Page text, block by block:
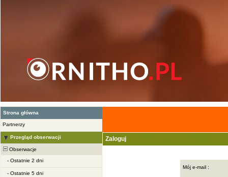
Strona główna
Partnerzy
Przegląd obserwacji
Obserwacje
- Ostatnie 2 dni
- Ostatnie 5 dni
Zaloguj
Mój e-mail :